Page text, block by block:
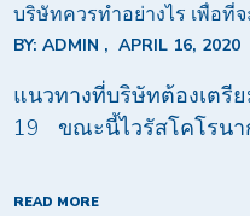
บริษัทควรทำอย่างไร เพื่อที่
BY:ADMIN APRIL 16, 2020
แนวทางที่บริษัทต้องเตรี
19 ขณะนี้ไวรัสโคโรนา
READ MORE